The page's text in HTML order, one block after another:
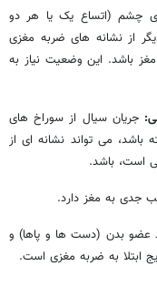
چشم (اتساع یک یا هر دو
از نشانه های ضربه مغزی
باشد. این وضعیت نیاز به
جریان سیال از سوراخ های
می تواند نشانه ای از
است، باشد.
جدی به مغز دارد.
عضو بدن (دست ها و پاها) و
ابتلا به ضربه مغزی است.